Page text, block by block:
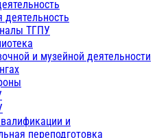
деятельность
ТГПУ
и музейной деятельности
и
переподготовка